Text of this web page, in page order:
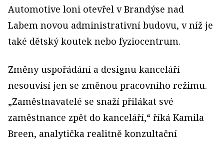
Automotive loni otevřel v Brandýse nad
Labem novou administrativní budovu, v níž je
také dětský koutek nebo fyziocentrum.
Změny uspořádání a designu kanceláří
nesouvisí jen se změnou pracovního režimu.
„Zaměstnavatelé se snaží přilákat své
zaměstnance zpět do kanceláří,“ říká Kamila
Breen, analytička realitně konzultační